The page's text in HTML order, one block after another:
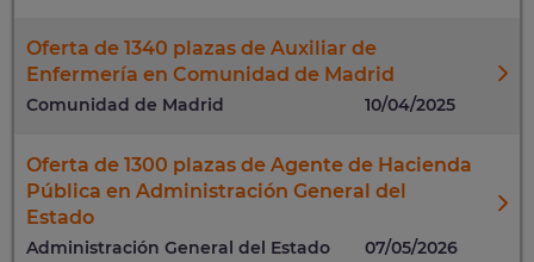
Oferta de 1340 plazas de Auxiliar de
Enfermería en Comunidad de Madrid
Comunidad de Madrid 10/04/2025
Oferta de 1300 plazas de Agente de Hacienda
Pública en Administración General del
Estado
Administración General del Estado 07/05/2026